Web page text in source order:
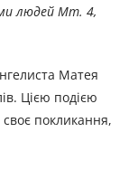
людей Мт. 4,
Матея
Цією подією
покликання,